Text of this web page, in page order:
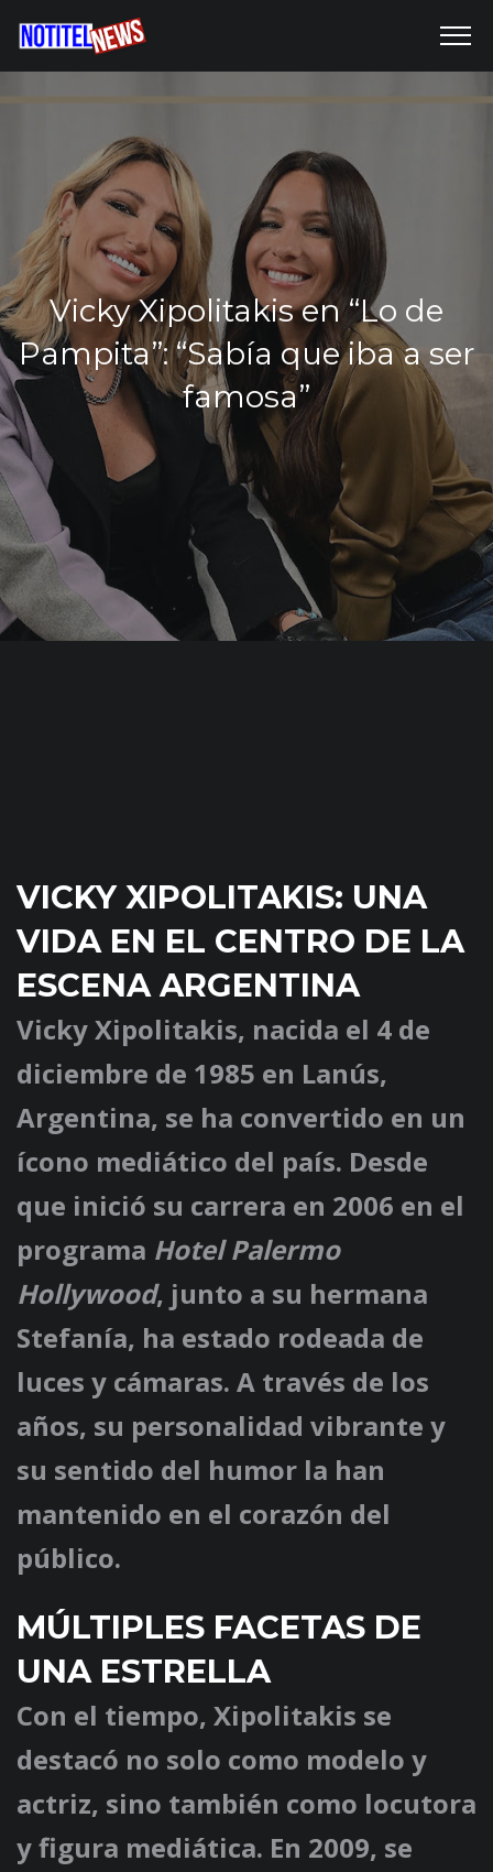
Vicky Xipolitakis en “Lo de
Pampita”: “Sabía que iba a ser
famosa”
VICKY XIPOLITAKIS: UNA
VIDA EN EL CENTRO DE LA
ESCENA ARGENTINA
Vicky Xipolitakis, nacida el 4 de
diciembre de 1985 en Lanús,
Argentina, se ha convertido en un
ícono mediático del país. Desde
que inició su carrera en 2006 en el
programa Hotel Palermo
Hollywood, junto a su hermana
Stefanía, ha estado rodeada de
luces y cámaras. A través de los
años, su personalidad vibrante y
su sentido del humor la han
mantenido en el corazón del
público.
MÚLTIPLES FACETAS DE
UNA ESTRELLA
Con el tiempo, Xipolitakis se
destacó no solo como modelo y
actriz, sino también como locutora
y figura mediática. En 2009, se